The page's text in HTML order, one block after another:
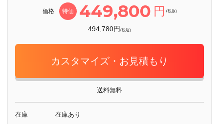
価格 特価 449,800 円 (税抜)
494,780円(税込)
カスタマイズ・お見積もり
送料無料
在庫 在庫あり